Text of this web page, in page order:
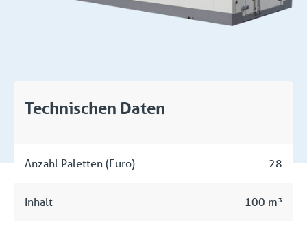
Technischen Daten
Anzahl Paletten (Euro) 28
Inhalt 100 m³